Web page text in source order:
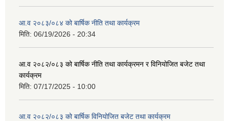
आ.व २०८३/०८४ को बार्षिक नीति तथा कार्यक्रम
मिति: 06/19/2026 - 20:34
आ.व २०८२/०८३ को बार्षिक नीति तथा कार्यक्रमन र विनियोजित बजेट तथा
कार्यक्रम
मिति: 07/17/2025 - 10:00
आ.व २०८२/०८३ को बार्षिक विनियोजित बजेट तथा कार्यक्रम